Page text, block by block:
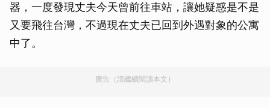
器，一度發現丈夫今天曾前往車站，讓她疑惑是不是
又要飛往台灣，不過現在丈夫已回到外遇對象的公寓
中了。
廣告（請繼續閱讀本文）